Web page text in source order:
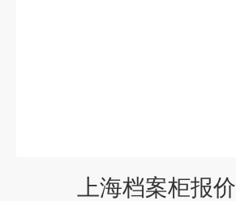
上海档案柜报价